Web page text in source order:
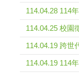
114.04.28 114
114.04.25 校園
114.04.19 跨世
114.04.19 114